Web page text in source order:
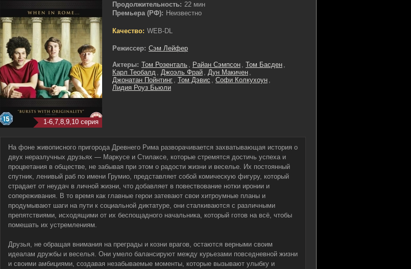
1-6,7,8,9,10 серия
Продолжительность: 22 мин
Премьера (РФ): Неизвестно
Качество: WEB-DL
Режиссер: Сэм Лейфер
Актеры: Том Розенталь , Райан Сэмпсон , Том Басден ,
Карл Теобалд , Джоэль Фрай , Дун Макичен ,
Джонатан Пойнтинг , Том Дэвис , Софи Колкухоун ,
Лидия Роуз Бьюли
На фоне живописного пригорода Древнего Рима разворачивается захватывающая история о
двух неразлучных друзьях — Маркусе и Стилаксе, которые стремятся достичь успеха и
процветания в обществе, не забывая при этом о радости жизни и веселье. Их постоянный
спутник, ленивый раб по имени Грумио, представляет собой комическую фигуру, который
страдает от неудач в личной жизни, что добавляет в повествование нотки иронии и
сопереживания. В то время как главные герои затевают свои хитроумные планы и
продумывают шаги на пути к социальной диктатуре, они сталкиваются с различными
препятствиями, исходящими от их беспощадного начальника, который готов на всё, чтобы
помешать их устремлениям.
Друзья, не обращая внимания на преграды и козни врагов, остаются верными своим
идеалам дружбы и веселья. Они умело балансируют между курьезами повседневной жизни
и своими амбициями, создавая незабываемые моменты, которые вызывают улыбку и